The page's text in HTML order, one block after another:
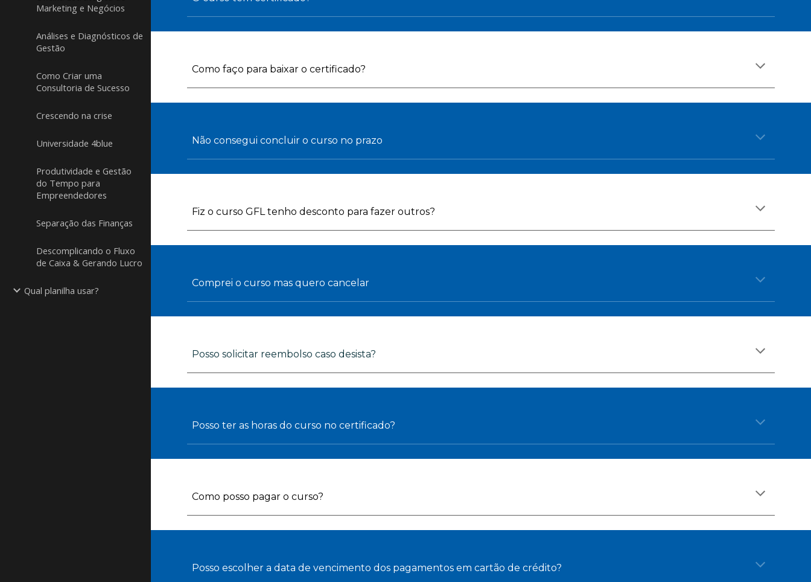
Marketing e Negócios
Análises e Diagnósticos de
Gestão
Como Criar uma
Consultoria de Sucesso
Crescendo na crise
Universidade 4blue
Produtividade e Gestão
do Tempo para
Empreendedores
Separação das Finanças
Descomplicando o Fluxo
de Caixa & Gerando Lucro
Qual planilha usar?
Como faço para baixar o certificado?
Não consegui concluir o curso no prazo
Fiz o curso GFL tenho desconto para fazer outros?
Comprei o curso mas quero cancelar
Posso solicitar reembolso caso desista?
Posso ter as horas do curso no certificado?
Como posso pagar o curso?
Posso escolher a data de vencimento dos pagamentos em cartão de crédito?